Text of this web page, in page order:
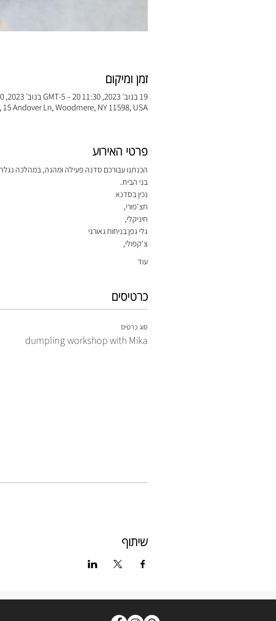
זמן ומיקום
19 בנוב׳ 2023, 11:30 GMT-5‎ – 20 בנוב׳ 2023, 14:30 GMT-5‎
Andover Ln, Woodmere, NY 11598, USA
פרטי האירוע
הכנתנו עבורכם סדנה פעילה ומהנה, במהלכה
בני הבית.
נכין בסדנא
חצ'פורי,
חיניקלי,
גלי גפן בניחוח גאורגי
צ'קפולי,
עוד
כרטיסים
סוג כרטיס
dumpling workshop with Mika
שיתוף